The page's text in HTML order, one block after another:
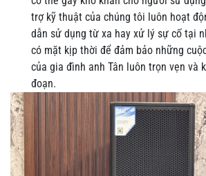
trợ kỹ thuật của chúng tôi luôn hoạt
dẫn sử dụng từ xa hay xử lý sự cố tại
có mặt kịp thời để đảm bảo những
của gia đình anh Tân luôn trọn vẹn và
đoạn.